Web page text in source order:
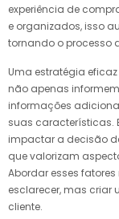
experiência de
e organizados, isso
tornando o processo
Uma estratégia
não apenas
informações
suas características.
impactar a decisão
que valorizam
Abordar esses
esclarecer, mas criar
cliente.